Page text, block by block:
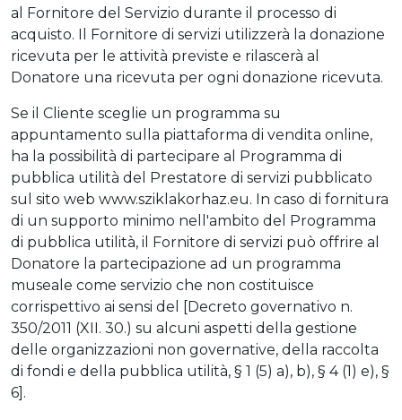
al Fornitore del Servizio durante il processo di
acquisto. Il Fornitore di servizi utilizzerà la donazione
ricevuta per le attività previste e rilascerà al
Donatore una ricevuta per ogni donazione ricevuta.
Se il Cliente sceglie un programma su
appuntamento sulla piattaforma di vendita online,
ha la possibilità di partecipare al Programma di
pubblica utilità del Prestatore di servizi pubblicato
sul sito web www.sziklakorhaz.eu. In caso di fornitura
di un supporto minimo nell'ambito del Programma
di pubblica utilità, il Fornitore di servizi può offrire al
Donatore la partecipazione ad un programma
museale come servizio che non costituisce
corrispettivo ai sensi del [Decreto governativo n.
350/2011 (XII. 30.) su alcuni aspetti della gestione
delle organizzazioni non governative, della raccolta
di fondi e della pubblica utilità, § 1 (5) a), b), § 4 (1) e), §
6].